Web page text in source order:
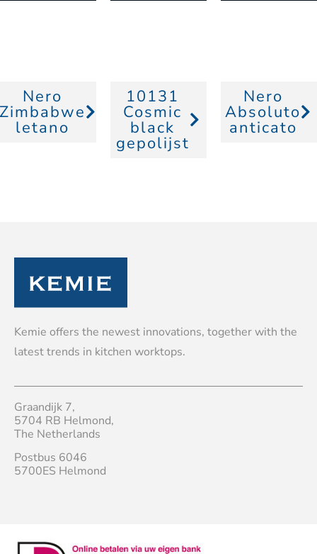
Nero
letano
10131
Cosmic
black
gepolijst
Nero
Absoluto
anticato
Kemie offers the newest innovations, together with the
latest trends in kitchen worktops.
Graandijk 7,
5704 RB Helmond,
The Netherlands
Postbus 6046
5700ES Helmond